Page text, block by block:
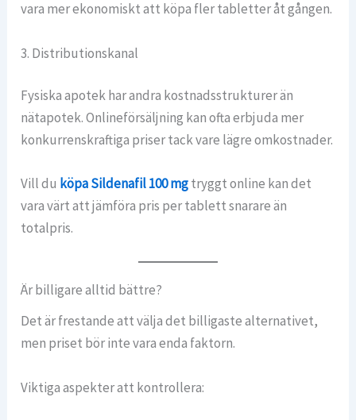
vara mer ekonomiskt att köpa fler tabletter åt gången.
3. Distributionskanal
Fysiska apotek har andra kostnadsstrukturer än
nätapotek. Onlineförsäljning kan ofta erbjuda mer
konkurrenskraftiga priser tack vare lägre omkostnader.
Vill du köpa Sildenafil 100 mgtryggt online kan det
vara värt att jämföra pris per tablett snarare än
totalpris.
Är billigare alltid bättre?
Det är frestande att välja det billigaste alternativet,
men priset bör inte vara enda faktorn.
Viktiga aspekter att kontrollera: